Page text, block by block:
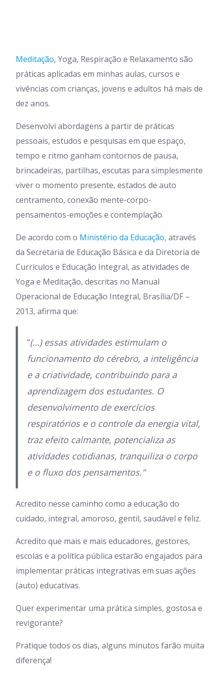
Meditação, Yoga, Respiração e Relaxamento são
práticas aplicadas em minhas aulas, cursos e
vivências com crianças, jovens e adultos há mais de
dez anos.
Desenvolvi abordagens a partir de práticas
pessoais, estudos e pesquisas em que espaço,
tempo e ritmo ganham contornos de pausa,
brincadeiras, partilhas, escutas para simplesmente
viver o momento presente, estados de auto
centramento, conexão mente-corpo-
pensamentos-emoções e contemplação.
De acordo com o Ministério da Educação, através
da Secretaria de Educação Básica e da Diretoria de
Currículos e Educação Integral, as atividades de
Yoga e Meditação, descritas no Manual
Operacional de Educação Integral, Brasília/DF –
2013, afirma que:
“(…) essas atividades estimulam o
funcionamento do cérebro, a inteligência
e a criatividade, contribuindo para a
aprendizagem dos estudantes. O
desenvolvimento de exercícios
respiratórios e o controle da energia vital,
traz efeito calmante, potencializa as
atividades cotidianas, tranquiliza o corpo
e o fluxo dos pensamentos.”
Acredito nesse caminho como a educação do
cuidado, integral, amoroso, gentil, saudável e feliz.
Acredito que mais e mais educadores, gestores,
escolas e a política pública estarão engajados para
implementar práticas integrativas em suas ações
(auto) educativas.
Quer experimentar uma prática simples, gostosa e
revigorante?
Pratique todos os dias, alguns minutos farão muita
diferença!